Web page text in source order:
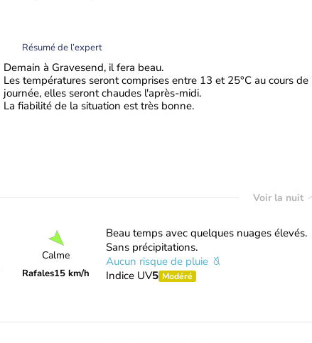
Résumé de l’expert
Demain à Gravesend, il fera beau.
Les températures seront comprises entre 13 et 25°C au cours de
journée, elles seront chaudes l'après-midi.
La fiabilité de la situation est très bonne.
Voir la nuit
Calme
Rafales15 km/h
Beau temps avec quelques nuages élevés.
Sans précipitations.
Aucun risque de pluie
Indice UV5 Modéré